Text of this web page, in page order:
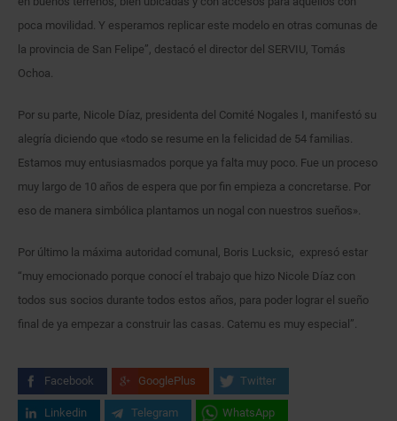
poca movilidad. Y esperamos replicar este modelo en otras comunas de
la provincia de San Felipe”, destacó el director del SERVIU, Tomás
Ochoa.
Por su parte, Nicole Díaz, presidenta del Comité Nogales I, manifestó su
alegría diciendo que «todo se resume en la felicidad de 54 familias.
Estamos muy entusiasmados porque ya falta muy poco. Fue un proceso
muy largo de 10 años de espera que por fin empieza a concretarse. Por
eso de manera simbólica plantamos un nogal con nuestros sueños».
Por último la máxima autoridad comunal, Boris Lucksic, expresó estar
“muy emocionado porque conocí el trabajo que hizo Nicole Díaz con
todos sus socios durante todos estos años, para poder lograr el sueño
final de ya empezar a construir las casas. Catemu es muy especial”.
Facebook GooglePlus Twitter
Linkedin Telegram WhatsApp